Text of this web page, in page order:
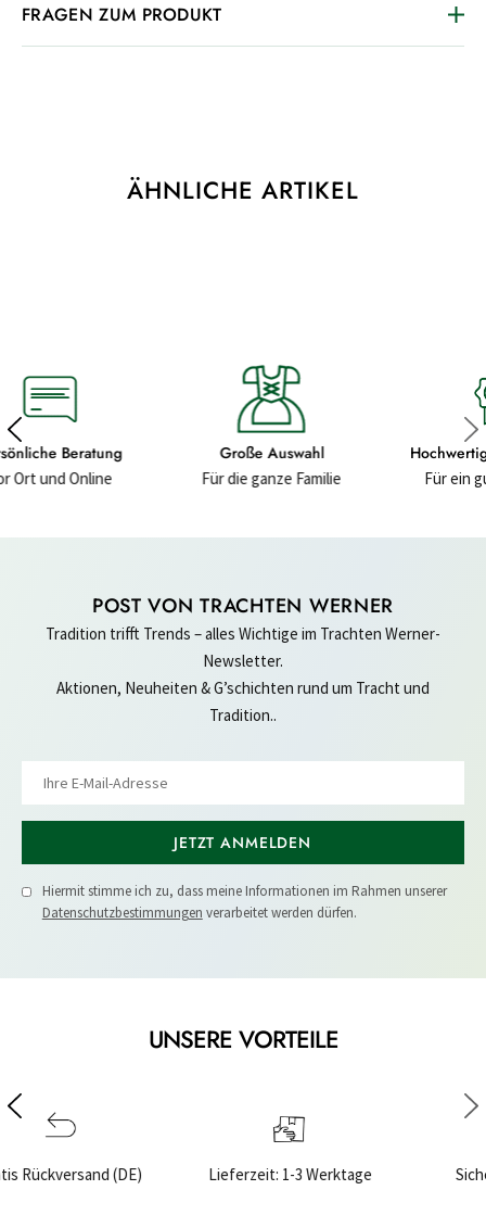
FRAGEN ZUM PRODUKT
ÄHNLICHE ARTIKEL
Große Auswahl
Für die ganze Familie
Hochwertige Materialien
Für ein gutes Gefühl
POST VON TRACHTEN WERNER
Tradition trifft Trends – alles Wichtige im Trachten Werner-
Newsletter.
Aktionen, Neuheiten & G’schichten rund um Tracht und
Tradition..
JETZT ANMELDEN
Hiermit stimme ich zu, dass meine Informationen im Rahmen unserer
Datenschutzbestimmungen verarbeitet werden dürfen.
UNSERE VORTEILE
Lieferzeit: 1-3 Werktage Sichere Bezahlung